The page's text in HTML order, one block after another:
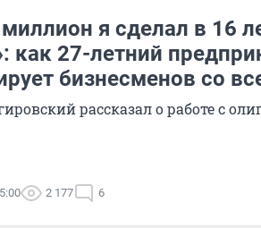
я сделал в 16
как 27-летний
бизнесменов со
рассказал о работе с
2 177 6